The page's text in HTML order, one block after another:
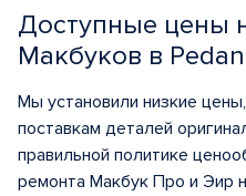
Доступные цены
Макбуков в
Мы установили низкие
поставкам деталей
правильной политике
ремонта Макбук Про и Эир